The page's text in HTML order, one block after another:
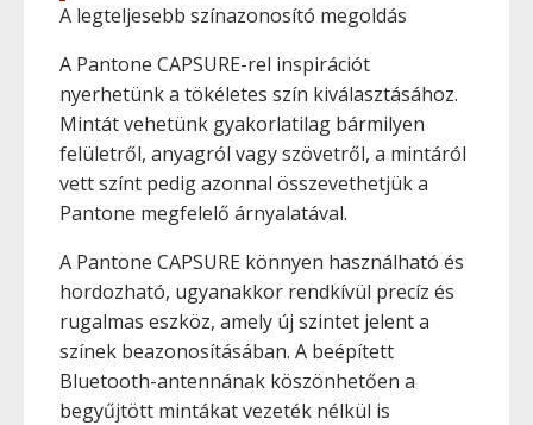
A legteljesebb színazonosító megoldás
A Pantone CAPSURE-rel inspirációt
nyerhetünk a tökéletes szín kiválasztásához.
Mintát vehetünk gyakorlatilag bármilyen
felületről, anyagról vagy szövetről, a mintáról
vett színt pedig azonnal összevethetjük a
Pantone megfelelő árnyalatával.
A Pantone CAPSURE könnyen használható és
hordozható, ugyanakkor rendkívül precíz és
rugalmas eszköz, amely új szintet jelent a
színek beazonosításában. A beépített
Bluetooth-antennának köszönhetően a
begyűjtött mintákat vezeték nélkül is